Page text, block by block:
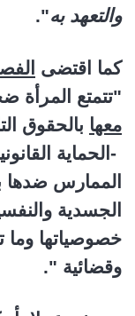
والتعهد به".
كما اقتضى
"تتمتع المرأة
معها بالحقوق
- الحماية
الممارس ضدها
الجسدية
خصوصياتها وما
وقضائية ".